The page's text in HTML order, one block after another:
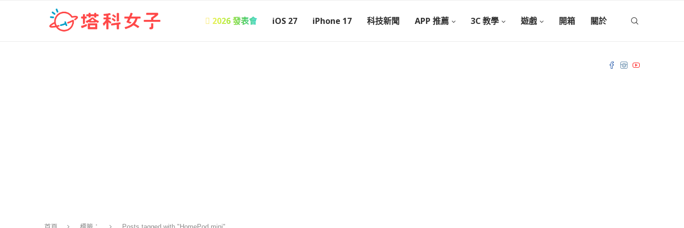
 2026 發表會 iOS 27 iPhone 17 科技新聞 APP 推薦 3C 教學 遊戲 開箱 關於